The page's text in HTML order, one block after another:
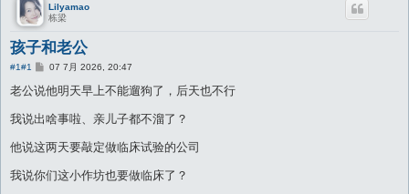
Lilyamao
栋梁
孩子和老公
#1#1
帖
07 7月 2026, 20:47
老公说他明天早上不能遛狗了，后天也不行
我说出啥事啦、亲儿子都不溜了？
他说这两天要敲定做临床试验的公司
我说你们这小作坊也要做临床了？